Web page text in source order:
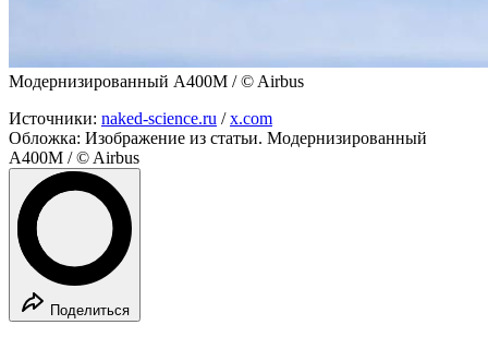
Модернизированный A400M / © Airbus
Источники: naked-science.ru /x.com
Обложка: Изображение из статьи. Модернизированный
A400M / © Airbus
Поделиться